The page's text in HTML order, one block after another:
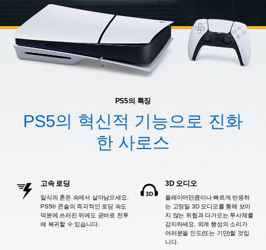
PS5의 특징
PS5의 혁신적 기능으로 진화
한 사로스
고속 로딩
일식의 혼돈 속에서 살아남으세요.
PS5® 콘솔의 즉각적인 로딩 속도
덕분에 쓰러진 뒤에도 곧바로 전투
에 복귀할 수 있습니다.
3D 오디오
플레이어만큼이나 빠르게 반응하
는 고정밀 3D 오디오를 통해 보이
지 않는 위협과 다가오는 투사체를
감지하세요. 외계 행성의 소리가
여러분을 인도(또는 기만)할 것입
니다.